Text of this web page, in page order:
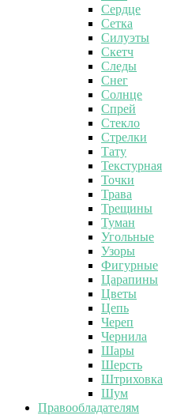
Сердце
Сетка
Силуэты
Скетч
Следы
Снег
Солнце
Спрей
Стекло
Стрелки
Тату
Текстурная
Точки
Трава
Трещины
Туман
Угольные
Узоры
Фигурные
Царапины
Цветы
Цепь
Череп
Чернила
Шары
Шерсть
Штриховка
Шум
Правообладателям